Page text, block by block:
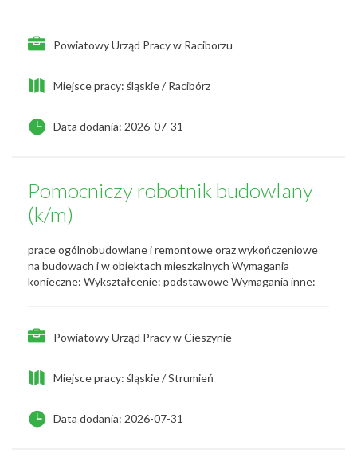
Powiatowy Urząd Pracy w Raciborzu
Miejsce pracy: śląskie / Racibórz
Data dodania: 2026-07-31
Pomocniczy robotnik budowlany
(k/m)
prace ogólnobudowlane i remontowe oraz wykończeniowe
na budowach i w obiektach mieszkalnych Wymagania
konieczne: Wykształcenie: podstawowe Wymagania inne:
Powiatowy Urząd Pracy w Cieszynie
Miejsce pracy: śląskie / Strumień
Data dodania: 2026-07-31